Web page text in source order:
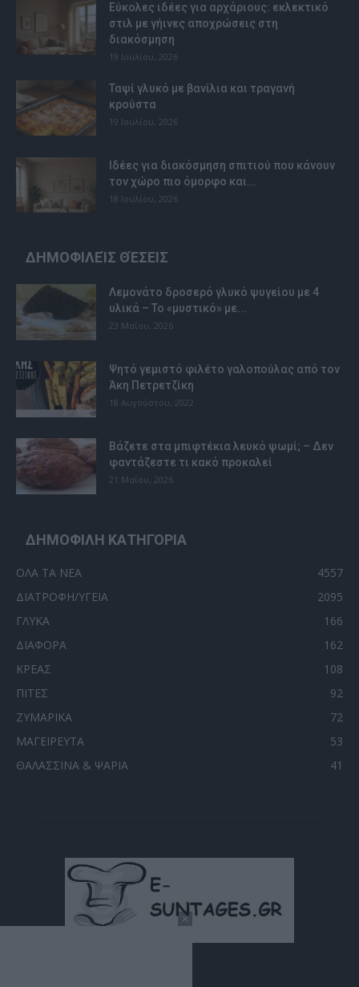
Εύκολες ιδέες για αρχάριους: εκλεκτικό
στιλ με γήινες αποχρώσεις στη
διακόσμηση
19 Ιουλίου, 2026
Ταψί γλυκό με βανίλια και τραγανή
κρούστα
19 Ιουλίου, 2026
Ιδέες για διακόσμηση σπιτιού που κάνουν
τον χώρο πιο όμορφο και...
18 Ιουλίου, 2026
ΔΗΜΟΦΙΛΕΊΣ ΘΈΣΕΙΣ
Λεμονάτο δροσερό γλυκό ψυγείου με 4
υλικά – Το «μυστικό» με...
23 Μαΐου, 2026
Ψητό γεμιστό φιλέτο γαλοπούλας από τον
Άκη Πετρετζίκη
18 Αυγούστου, 2022
Βάζετε στα μπιφτέκια λευκό ψωμί; – Δεν
φαντάζεστε τι κακό προκαλεί
21 Μαΐου, 2026
ΔΗΜΟΦΙΛΗ ΚΑΤΗΓΟΡΙΑ
ΟΛΑ ΤΑ ΝΕΑ
4557
ΔΙΑΤΡΟΦΗ/ΥΓΕΙΑ
2095
ΓΛΥΚΑ
166
ΔΙΑΦΟΡΑ
162
ΚΡΕΑΣ
108
ΠΙΤΕΣ
92
ΖΥΜΑΡΙΚΑ
72
ΜΑΓΕΙΡΕΥΤΑ
53
ΘΑΛΑΣΣΙΝΑ & ΨΑΡΙΑ
41